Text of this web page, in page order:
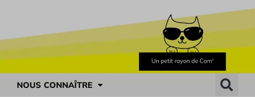
NOUS CONNAÎTRE